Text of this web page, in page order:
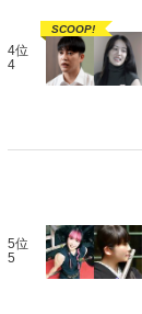
4位
4
SCOOP!
5位
5